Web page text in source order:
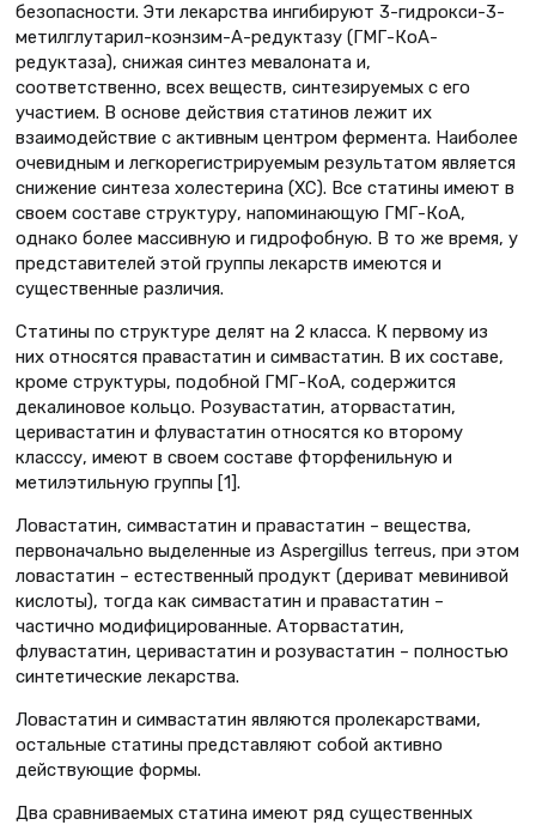
безопасности. Эти лекарства ингибируют 3-гидрокси-3-
метилглутарил-коэнзим-А-редуктазу (ГМГ-КоА-
редуктаза), снижая синтез мевалоната и,
соответственно, всех веществ, синтезируемых с его
участием. В основе действия статинов лежит их
взаимодействие с активным центром фермента. Наиболее
очевидным и легкорегистрируемым результатом является
снижение синтеза холестерина (ХС). Все статины имеют в
своем составе структуру, напоминающую ГМГ-КоА,
однако более массивную и гидрофобную. В то же время, у
представителей этой группы лекарств имеются и
существенные различия.
Статины по структуре делят на 2 класса. К первому из
них относятся правастатин и симвастатин. В их составе,
кроме структуры, подобной ГМГ-КоА, содержится
декалиновое кольцо. Розувастатин, аторвастатин,
церивастатин и флувастатин относятся ко второму
класссу, имеют в своем составе фторфенильную и
метилэтильную группы [1].
Ловастатин, симвастатин и правастатин – вещества,
первоначально выделенные из Aspergillus terreus, при этом
ловастатин – естественный продукт (дериват мевинивой
кислоты), тогда как симвастатин и правастатин –
частично модифицированные. Аторвастатин,
флувастатин, церивастатин и розувастатин – полностью
синтетические лекарства.
Ловастатин и симвастатин являются пролекарствами,
остальные статины представляют собой активно
действующие формы.
Два сравниваемых статина имеют ряд существенных